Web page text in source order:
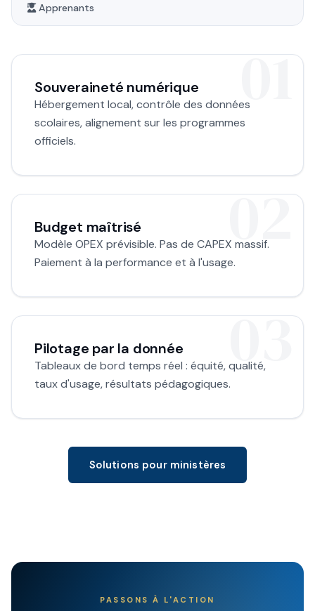
Apprenants
Souveraineté numérique
Hébergement local, contrôle des données
scolaires, alignement sur les programmes
officiels.
Budget maîtrisé
Modèle OPEX prévisible. Pas de CAPEX massif.
Paiement à la performance et à l'usage.
Pilotage par la donnée
Tableaux de bord temps réel : équité, qualité,
taux d'usage, résultats pédagogiques.
Solutions pour ministères
PASSONS À L'ACTION